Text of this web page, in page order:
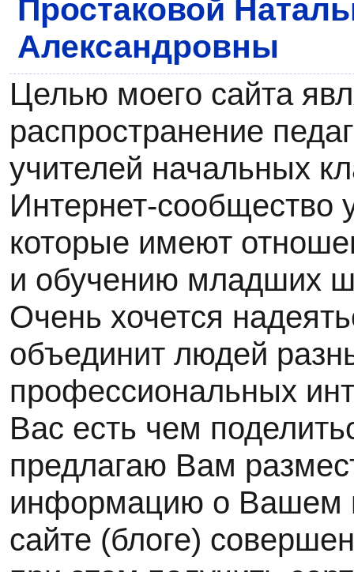
Простаковой
Александровны
Целью моего сайта
распространение
учителей начальных
Интернет-сообщество
которые имеют
и обучению младших
Очень хочется
объединит людей
профессиональных
Вас есть чем
предлагаю Вам
информацию о Вашем
сайте (блоге)